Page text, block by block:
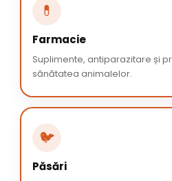
💊
Farmacie
Suplimente, antiparazitare și
sănătatea animalelor.
🐦
Păsări